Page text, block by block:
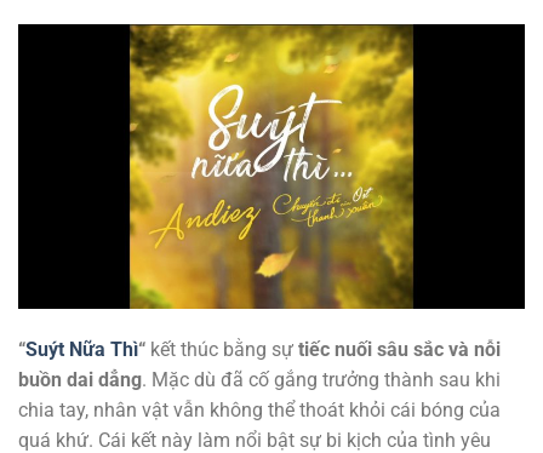
“Suýt Nữa Thì“ kết thúc bằng sự tiếc nuối sâu sắc và nỗi
buồn dai dẳng. Mặc dù đã cố gắng trưởng thành sau khi
chia tay, nhân vật vẫn không thể thoát khỏi cái bóng của
quá khứ. Cái kết này làm nổi bật sự bi kịch của tình yêu